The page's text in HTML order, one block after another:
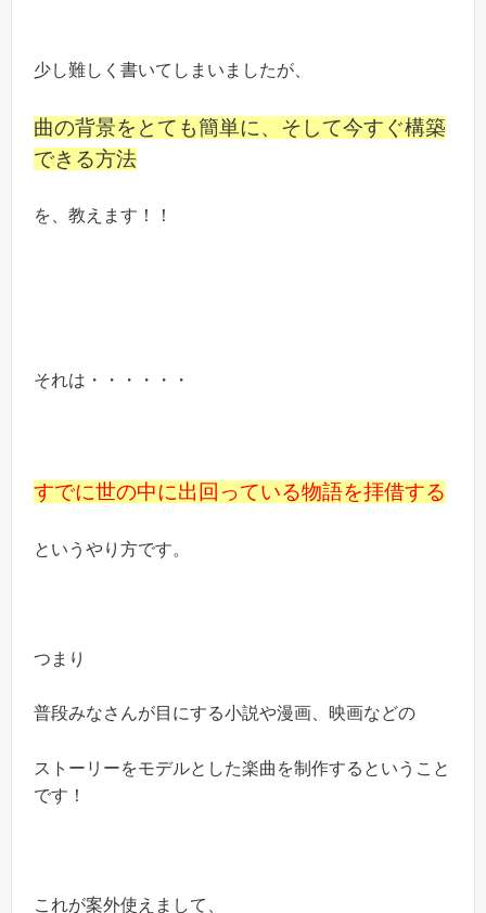
少し難しく書いてしまいましたが、
曲の背景をとても簡単に、そして今すぐ構築
できる方法
を、教えます！！
それは・・・・・・
すでに世の中に出回っている物語を拝借する
というやり方です。
つまり
普段みなさんが目にする小説や漫画、映画などの
ストーリーをモデルとした楽曲を制作するということ
です！
これが案外使えまして、